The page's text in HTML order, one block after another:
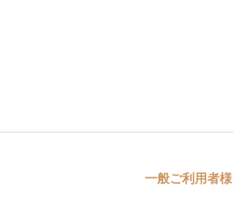
一般ご利用者様